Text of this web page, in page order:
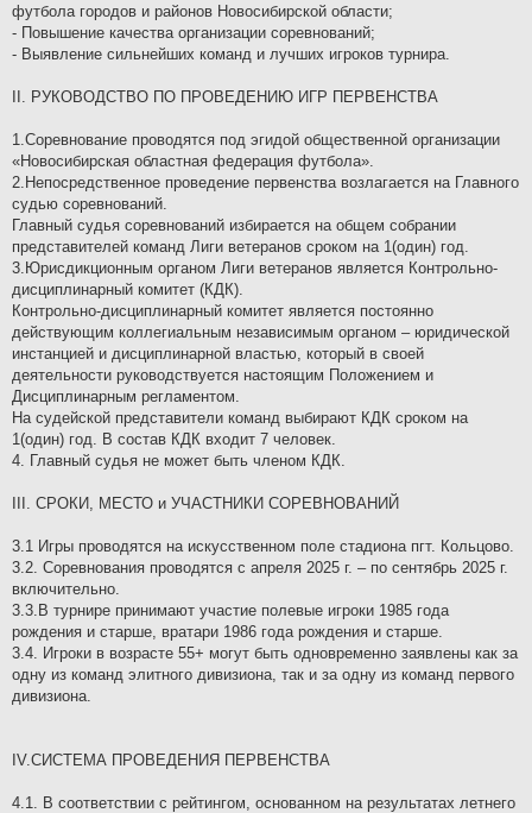
футбола городов и районов Новосибирской области;
- Повышение качества организации соревнований;
- Выявление сильнейших команд и лучших игроков турнира.
II. РУКОВОДСТВО ПО ПРОВЕДЕНИЮ ИГР ПЕРВЕНСТВА
1.Соревнование проводятся под эгидой общественной организации
«Новосибирская областная федерация футбола».
2.Непосредственное проведение первенства возлагается на Главного
судью соревнований.
Главный судья соревнований избирается на общем собрании
представителей команд Лиги ветеранов сроком на 1(один) год.
3.Юрисдикционным органом Лиги ветеранов является Контрольно-
дисциплинарный комитет (КДК).
Контрольно-дисциплинарный комитет является постоянно
действующим коллегиальным независимым органом – юридической
инстанцией и дисциплинарной властью, который в своей
деятельности руководствуется настоящим Положением и
Дисциплинарным регламентом.
На судейской представители команд выбирают КДК сроком на
1(один) год. В состав КДК входит 7 человек.
4. Главный судья не может быть членом КДК.
III. СРОКИ, МЕСТО и УЧАСТНИКИ СОРЕВНОВАНИЙ
3.1 Игры проводятся на искусственном поле стадиона пгт. Кольцово.
3.2. Соревнования проводятся с апреля 2025 г. – по сентябрь 2025 г.
включительно.
3.3.В турнире принимают участие полевые игроки 1985 года
рождения и старше, вратари 1986 года рождения и старше.
3.4. Игроки в возрасте 55+ могут быть одновременно заявлены как за
одну из команд элитного дивизиона, так и за одну из команд первого
дивизиона.
IV.СИСТЕМА ПРОВЕДЕНИЯ ПЕРВЕНСТВА
4.1. В соответствии с рейтингом, основанном на результатах летнего